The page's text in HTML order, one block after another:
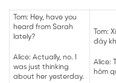
Tom: Hey, have you
heard from Sarah
lately?
Alice: Actually, no. I
was just thinking
about her yesterday.
Tom:
đây
Alice:
hôm